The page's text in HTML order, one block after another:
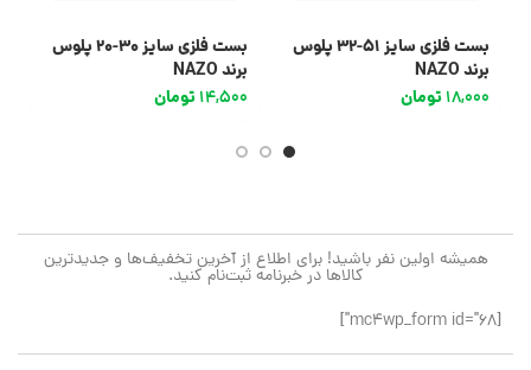
بست فلزی سایز 51-32 پلوس
برند NAZO
18,000تومان
بست فلزی سایز 30-20 پلوس
برند NAZO
14,500تومان
همیشه اولین نفر باشید! برای اطلاع از آخرین تخفیف‌ها و جدیدترین
کالاها در خبرنامه ثبت‌نام کنید.
[mc4wp_form id="68"]